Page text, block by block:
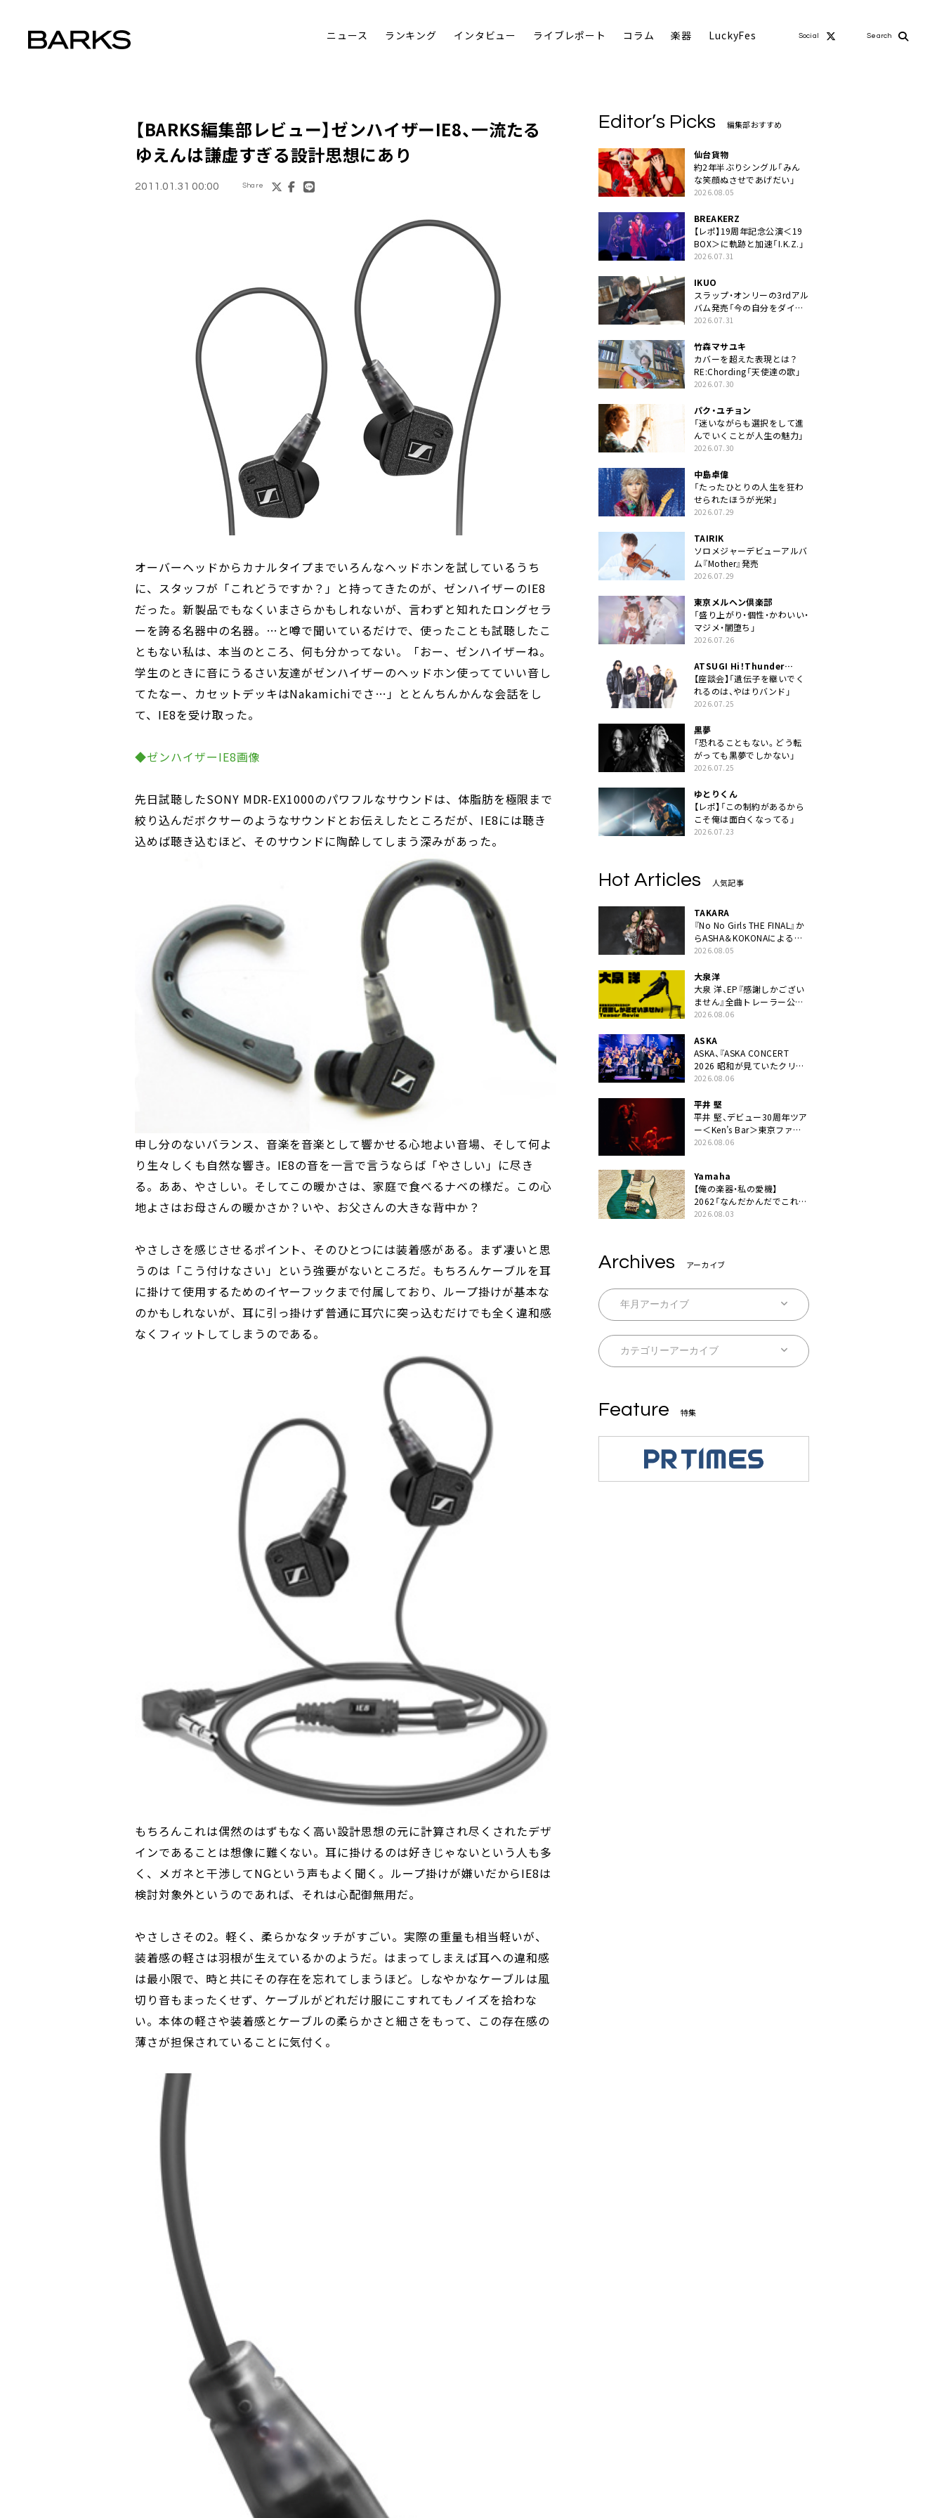
ニュース ランキング インタビュー ライブレポート コラム 楽器 LuckyFes Social Search
【BARKS編集部レビュー】ゼンハイザーIE8、一流たる
ゆえんは謙虚すぎる設計思想にあり
2011.01.31 00:00 Share
オーバーヘッドからカナルタイプまでいろんなヘッドホンを試しているうち
に、スタッフが「これどうですか？」と持ってきたのが、ゼンハイザーのIE8
だった。新製品でもなくいまさらかもしれないが、言わずと知れたロングセラ
ーを誇る名器中の名器。…と噂で聞いているだけで、使ったことも試聴したこ
ともない私は、本当のところ、何も分かってない。「おー、ゼンハイザーね。
学生のときに音にうるさい友達がゼンハイザーのヘッドホン使ってていい音し
てたなー、カセットデッキはNakamichiでさ…」ととんちんかんな会話をし
て、IE8を受け取った。
◆ゼンハイザーIE8画像
先日試聴したSONY MDR-EX1000のパワフルなサウンドは、体脂肪を極限まで
絞り込んだボクサーのようなサウンドとお伝えしたところだが、IE8には聴き
込めば聴き込むほど、そのサウンドに陶酔してしまう深みがあった。
申し分のないバランス、音楽を音楽として響かせる心地よい音場、そして何よ
り生々しくも自然な響き。IE8の音を一言で言うならば「やさしい」に尽き
る。ああ、やさしい。そしてこの暖かさは、家庭で食べるナベの様だ。この心
地よさはお母さんの暖かさか？いや、お父さんの大きな背中か？
やさしさを感じさせるポイント、そのひとつには装着感がある。まず凄いと思
うのは「こう付けなさい」という強要がないところだ。もちろんケーブルを耳
に掛けて使用するためのイヤーフックまで付属しており、ループ掛けが基本な
のかもしれないが、耳に引っ掛けず普通に耳穴に突っ込むだけでも全く違和感
なくフィットしてしまうのである。
もちろんこれは偶然のはずもなく高い設計思想の元に計算され尽くされたデザ
インであることは想像に難くない。耳に掛けるのは好きじゃないという人も多
く、メガネと干渉してNGという声もよく聞く。ループ掛けが嫌いだからIE8は
検討対象外というのであれば、それは心配御無用だ。
やさしさその2。軽く、柔らかなタッチがすごい。実際の重量も相当軽いが、
装着感の軽さは羽根が生えているかのようだ。はまってしまえば耳への違和感
は最小限で、時と共にその存在を忘れてしまうほど。しなやかなケーブルは風
切り音もまったくせず、ケーブルがどれだけ服にこすれてもノイズを拾わな
い。本体の軽さや装着感とケーブルの柔らかさと細さをもって、この存在感の
薄さが担保されていることに気付く。
Editor’s Picks 編集部おすすめ
仙台貨物
約2年半ぶりシングル「みん
な笑顔ぬさせであげだい」
2026.08.05
BREAKERZ
【レポ】19周年記念公演＜19
BOX＞に軌跡と加速「I.K.Z.」
2026.07.31
IKUO
スラップ・オンリーの3rdアル
バム発売「今の自分をダイレ
クトに」
2026.07.31
竹森マサユキ
カバーを超えた表現とは？
RE:Chording「天使達の歌」
2026.07.30
パク・ユチョン
「迷いながらも選択をして進
んでいくことが人生の魅力」
2026.07.30
中島卓偉
「たったひとりの人生を狂わ
せられたほうが光栄」
2026.07.29
TAIRIK
ソロメジャーデビューアルバ
ム『Mother』発売
2026.07.29
東京メルヘン倶楽部
「盛り上がり・個性・かわいい・
マジメ・闇堕ち」
2026.07.26
ATSUGI Hi！Thunder
Rock Festival
【座談会】「遺伝子を継いでく
れるのは、やはりバンド」
2026.07.25
黒夢
「恐れることもない。どう転
がっても黒夢でしかない」
2026.07.25
ゆとりくん
【レポ】「この制約があるから
こそ俺は面白くなってる」
2026.07.23
Hot Articles 人気記事
TAKARA
『No No Girls THE FINAL』か
らASHA＆KOKONAによるユ
ニット・TAKARAがデビュー
2026.08.05
大泉洋
大泉 洋、EP『感謝しかござい
ません』全曲トレーラー公
開。幾田りら書き下ろし曲や
による提供曲のレコーディン
グ映像の一部解禁も
2026.08.06
ASKA
ASKA、『ASKA CONCERT
2026 昭和が見ていたクリス
マス!? 』発売＆上映決定
2026.08.06
平井 堅
平井 堅、デビュー30周年ツア
ー＜Ken’s Bar＞東京ファイ
ナル公演の映像商品化決定。
2026.08.06
Yamaha
【俺の楽器・私の愛機】
2062「なんだかんだでこれが
1番」
2026.08.03
Archives アーカイブ
Feature 特集